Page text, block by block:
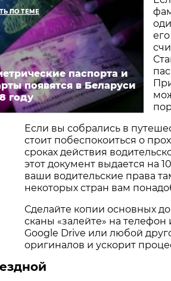
ПО ТЕМЕ
паспорта и
появятся в Беларуси
году
Если вы собрались в
стоит побеспокоиться о
сроках действия
этот документ выдается на
ваши водительские права
некоторых стран вам
Сделайте копии основных
сканы «залейте» на
Google Drive или любой
оригиналов и ускорит